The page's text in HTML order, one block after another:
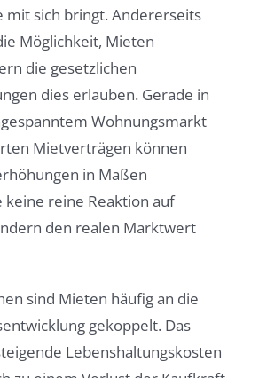
mit sich bringt. Andererseits
Möglichkeit, Mieten
die gesetzlichen
dies erlauben. Gerade in
Wohnungsmarkt
Mietverträgen können
in Maßen
keine reine Reaktion auf
den realen Marktwert
sind Mieten häufig an die
gekoppelt. Das
Lebenshaltungskosten